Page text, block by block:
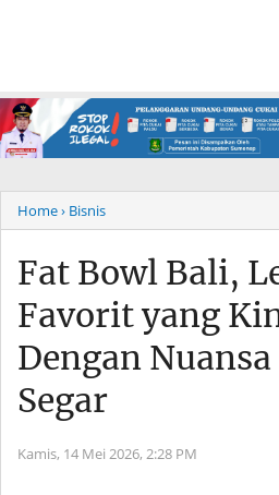
Home› Bisnis
Fat Bowl Bali,
Favorit yang
Dengan
Segar
Kamis, 14 Mei 2026, 2:28 PM